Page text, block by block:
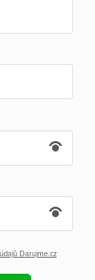
Darujme.cz